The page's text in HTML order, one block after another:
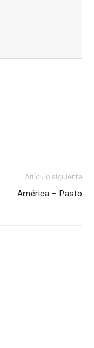
Artículo siguiente
América – Pasto